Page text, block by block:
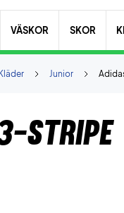
VÄSKOR SKOR
Junior
Stripe